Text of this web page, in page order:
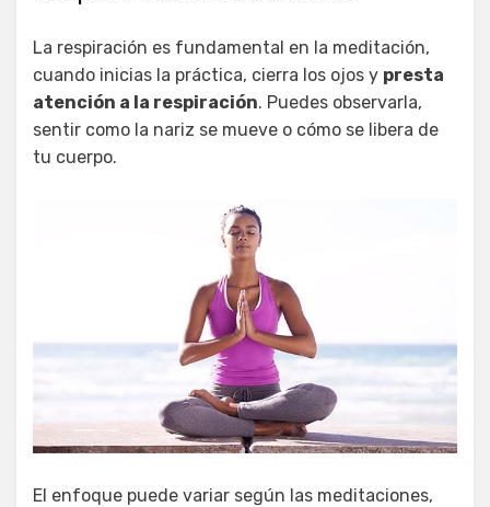
La respiración es fundamental en la meditación,
cuando inicias la práctica, cierra los ojos y presta
atención a la respiración. Puedes observarla,
sentir como la nariz se mueve o cómo se libera de
tu cuerpo.
El enfoque puede variar según las meditaciones,